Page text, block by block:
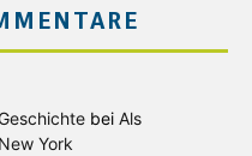
bei Als
York